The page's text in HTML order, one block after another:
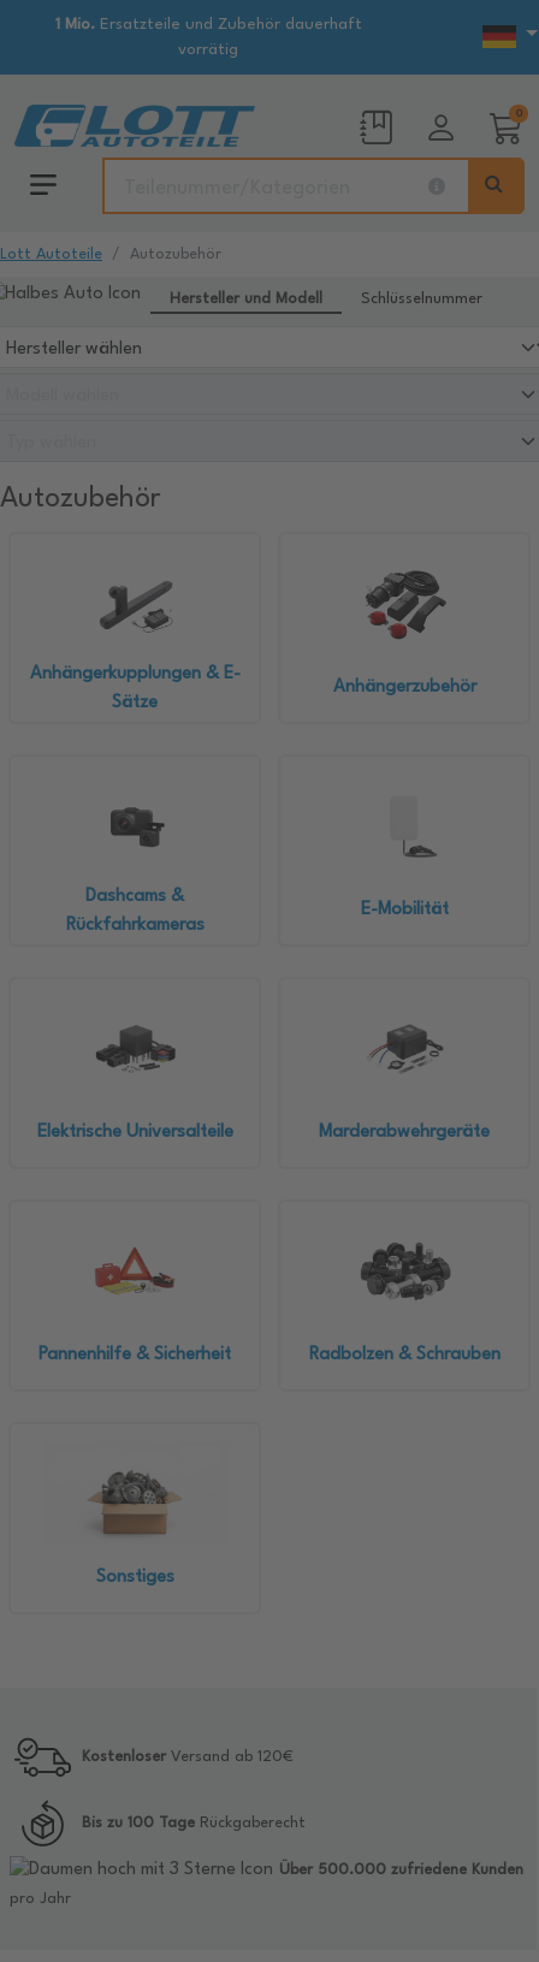
1 Mio.Ersatzteile und Zubehör dauerhaft
vorrätig
0
Lott Autoteile Autozubehör
Hersteller und Modell Schlüsselnummer
Autozubehör
Anhängerkupplungen & E-
Sätze
Anhängerzubehör
Dashcams &
Rückfahrkameras
E-Mobilität
Elektrische Universalteile Marderabwehrgeräte
Pannenhilfe & Sicherheit Radbolzen & Schrauben
Sonstiges
KostenloserVersand ab 120€
Bis zu 100 TageRückgaberecht
Über 500.000 zufriedene Kunden
pro Jahr